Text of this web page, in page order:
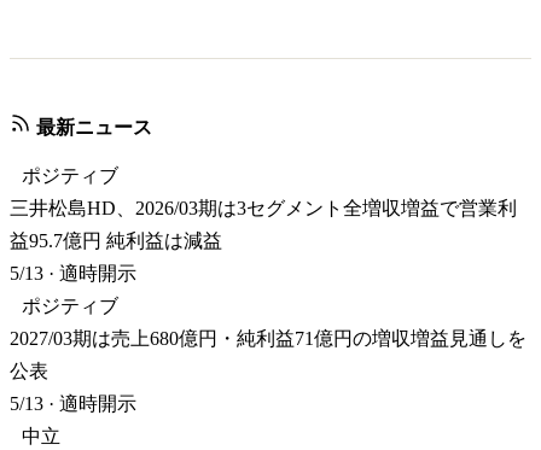
最新ニュース
ポジティブ
三井松島HD、2026/03期は3セグメント全増収増益で営業利
益95.7億円 純利益は減益
5/13 · 適時開示
ポジティブ
2027/03期は売上680億円・純利益71億円の増収増益見通しを
公表
5/13 · 適時開示
中立